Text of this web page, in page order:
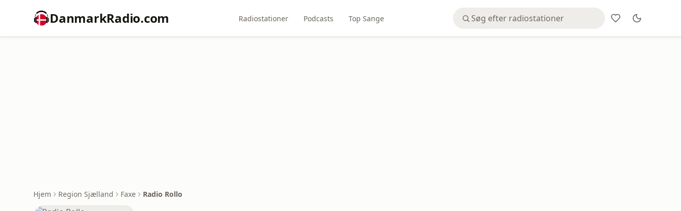
DanmarkRadio.com Radiostationer Podcasts Top Sange
Hjem Region Sjælland Faxe Radio Rollo